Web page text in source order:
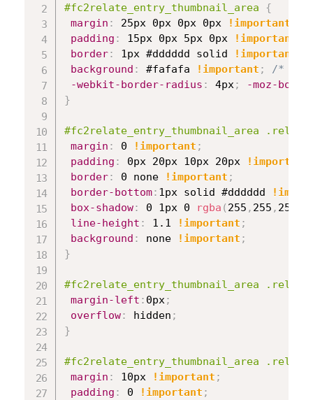
#fc2relate_entry_thumbnail_area
{
margin : 25px 0px 0px 0px !important
padding : 15px 0px 5px 0px !important
border: 1px #dddddd solid !important
background : #fafafa !important ;
/* リス
-webkit-border-radius : 4px;
-moz-
}
#fc2relate_entry_thumbnail_area
margin : 0 !important ;
padding : 0px 20px 10px 20px !important
border: 0 none !important ;
border-bottom: 1px solid #dddddd
box-shadow: 0 1px 0 rgba ( 255 , 255 , 255
line-height : 1.1 !important ;
background : none !important ;
}
#fc2relate_entry_thumbnail_area
margin-left : 0px;
overflow: hidden ;
}
#fc2relate_entry_thumbnail_area
margin : 10px !important ;
padding : 0 !important ;